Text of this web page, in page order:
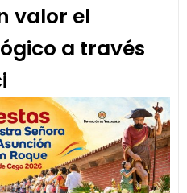
valor el
a través